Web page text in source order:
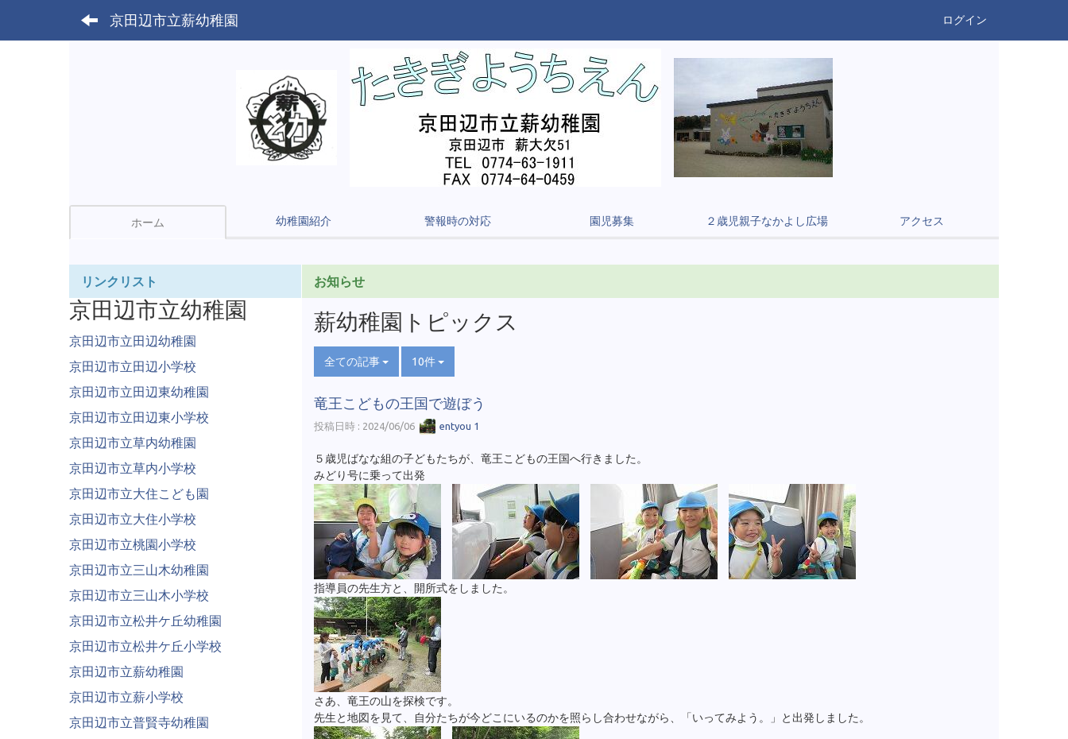
京田辺市立薪幼稚園 ログイン
ホーム 幼稚園紹介 警報時の対応 園児募集 ２歳児親子なかよし広場 アクセス
お知らせ
薪幼稚園トピックス
全ての記事 10件
竜王こどもの王国で遊ぼう
投稿日時 : 2024/06/06 entyou 1
５歳児ばなな組の子どもたちが、竜王こどもの王国へ行きました。
みどり号に乗って出発
指導員の先生方と、開所式をしました。
さあ、竜王の山を探検です。
先生と地図を見て、自分たちが今どこにいるのかを照らし合わせながら、「いってみよう。」と出発しました。
リンクリスト
京田辺市立幼稚園
京田辺市立田辺幼稚園
京田辺市立田辺小学校
京田辺市立田辺東幼稚園
京田辺市立田辺東小学校
京田辺市立草内幼稚園
京田辺市立草内小学校
京田辺市立大住こども園
京田辺市立大住小学校
京田辺市立桃園小学校
京田辺市立三山木幼稚園
京田辺市立三山木小学校
京田辺市立松井ケ丘幼稚園
京田辺市立松井ケ丘小学校
京田辺市立薪幼稚園
京田辺市立薪小学校
京田辺市立普賢寺幼稚園